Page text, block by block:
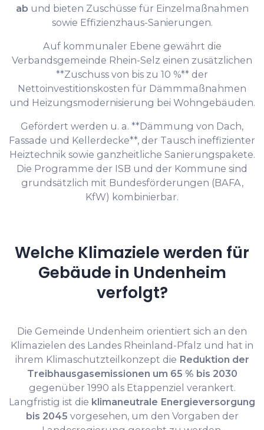
ab und bieten Zuschüsse für Einzelmaßnahmen
sowie Effizienzhaus-Sanierungen.
Auf kommunaler Ebene gewährt die
Verbandsgemeinde Rhein-Selz einen zusätzlichen
**Zuschuss von bis zu 10 %** der
Nettoinvestitionskosten für Dämmmaßnahmen
und Heizungsmodernisierung bei Wohngebäuden.
Gefördert werden u. a. **Dämmung von Dach,
Fassade und Kellerdecke**, der Tausch ineffizienter
Heiztechnik sowie ganzheitliche Sanierungspakete.
Die Programme der ISB und der Kommune sind
grundsätzlich mit Bundesförderungen (BAFA,
KfW) kombinierbar.
Welche Klimaziele werden für
Gebäude in Undenheim
verfolgt?
Die Gemeinde Undenheim orientiert sich an den
Klimazielen des Landes Rheinland-Pfalz und hat in
ihrem Klimaschutzteilkonzept die Reduktion der
Treibhausgasemissionen um 65 % bis 2030
gegenüber 1990 als Etappenziel verankert.
Langfristig ist die klimaneutrale Energieversorgung
bis 2045 vorgesehen, um den Vorgaben der